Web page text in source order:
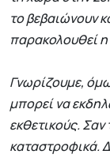
το βεβαιώνουν
παρακολουθεί
Γνωρίζουμε,
μπορεί να
εκθετικούς.
καταστροφικά.